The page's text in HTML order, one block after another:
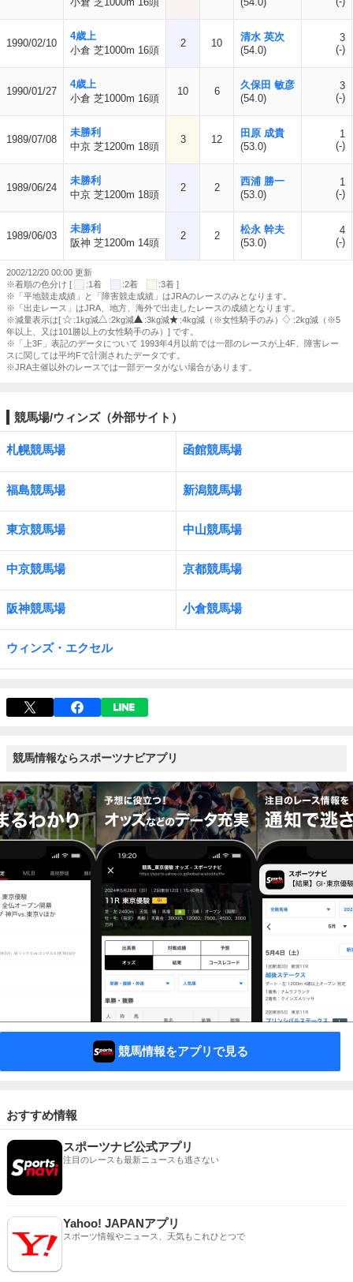
1990/02/10
4歳上
小倉 芝1000m 16頭
2 10
清水 英次
(54.0)
3
(-)
1990/01/27
4歳上
小倉 芝1000m 16頭
10 6
久保田 敏彦
(54.0)
3
(-)
1989/07/08
未勝利
中京 芝1200m 18頭
3 12
田原 成貴
(53.0)
1
(-)
1989/06/24
未勝利
中京 芝1200m 18頭
2 2
西浦 勝一
(53.0)
1
(-)
1989/06/03
未勝利
阪神 芝1200m 14頭
2 2
松永 幹夫
(53.0)
4
(-)
2002/12/20 00:00 更新
※着順の色分け [
:1着 :2着
:3着 ]
※「平地競走成績」と「障害競走成績」はJRAのレースのみとなります。
※「出走レース」はJRA、地方、海外で出走したレースの成績となります。
※減量表示は[
:1kg減 :2kg減 :3kg減 :4kg減（※女性騎手のみ）
:2kg減（※5
年以上、又は101勝以上の女性騎手のみ）] です。
※「上3F」表記のデータについて 1993年4月以前では一部のレースが上4F、障害レー
スに関しては平均Fで計測されたデータです。
※JRA主催以外のレースでは一部データがない場合があります。
競馬場/ウィンズ（外部サイト）
札幌競馬場 函館競馬場
福島競馬場 新潟競馬場
東京競馬場 中山競馬場
中京競馬場 京都競馬場
阪神競馬場 小倉競馬場
ウィンズ・エクセル
競馬情報ならスポーツナビアプリ
競馬情報をアプリで見る
おすすめ情報
スポーツナビ公式アプリ
注目のレースも最新ニュースも逃さない
Yahoo! JAPANアプリ
スポーツ情報やニュース、天気もこれひとつで